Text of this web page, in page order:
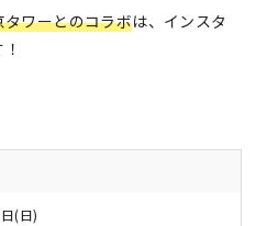
タワーとのコラボは、インスタ
(日)